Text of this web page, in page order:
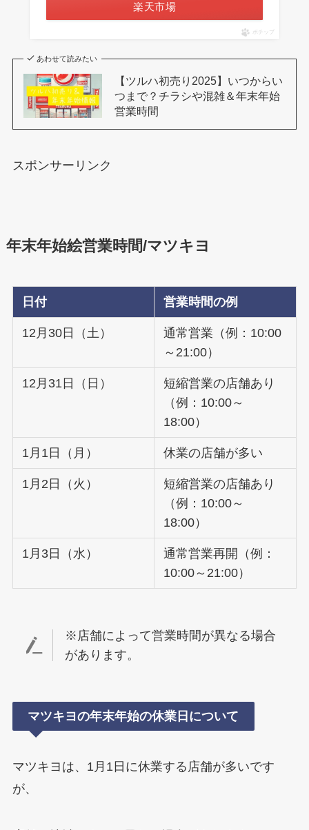
楽天市場
ポチップ
あわせて読みたい
【ツルハ初売り2025】いつからい
つまで？チラシや混雑＆年末年始
営業時間
スポンサーリンク
年末年始絵営業時間/マツキヨ
日付 営業時間の例
12月30日（土）
通常営業（例：10:00
～21:00）
12月31日（日）
短縮営業の店舗あり
（例：10:00～
18:00）
1月1日（月） 休業の店舗が多い
1月2日（火）
短縮営業の店舗あり
（例：10:00～
18:00）
1月3日（水）
通常営業再開（例：
10:00～21:00）
※店舗によって営業時間が異なる場合
があります。
マツキヨの年末年始の休業日について
マツキヨは、1月1日に休業する店舗が多いです
が、